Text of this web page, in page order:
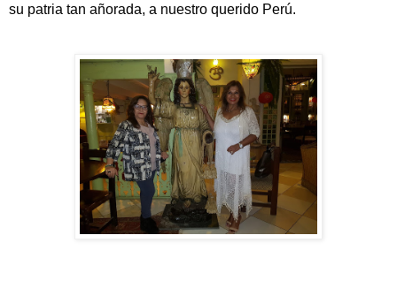
su patria tan añorada, a nuestro querido Perú.